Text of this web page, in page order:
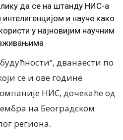
да се на штанду НИС-а
и науче како
у најновијим научним
дванаести по
се и ове године
НИС, дочекаће од
на Београдском
региона.